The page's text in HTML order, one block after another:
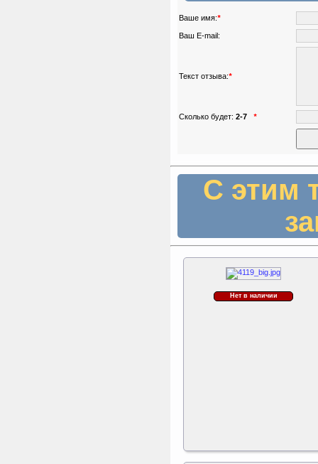
Ваше имя:*
Ваш E-mail:
Текст отзыва:*
Сколько будет: 2-7 *
С этим
Нет в наличии